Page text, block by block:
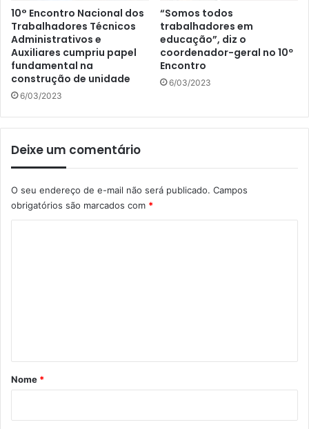
10° Encontro Nacional dos
Trabalhadores Técnicos
Administrativos e
Auxiliares cumpriu papel
fundamental na
construção de unidade
6/03/2023
“Somos todos
trabalhadores em
educação”, diz o
coordenador-geral no 10º
Encontro
6/03/2023
Deixe um comentário
O seu endereço de e-mail não será publicado. Campos
obrigatórios são marcados com *
rNome *